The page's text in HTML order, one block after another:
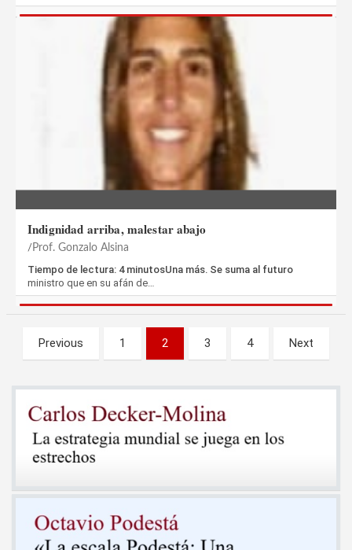
Indignidad arriba, malestar abajo
Prof. Gonzalo Alsina
Tiempo de lectura: 4 minutosUna más. Se suma al futuro
ministro que en su afán de…
Paginación
de
entradas
Previous 1 2 3 4 Next